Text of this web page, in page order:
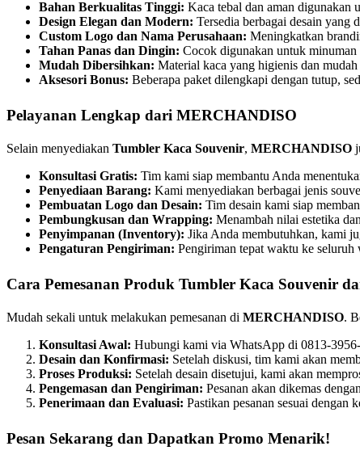
Bahan Berkualitas Tinggi: Kaca tebal dan aman digunakan
Design Elegan dan Modern: Tersedia berbagai desain yang
Custom Logo dan Nama Perusahaan: Meningkatkan
Tahan Panas dan Dingin: Cocok digunakan untuk minuman
Mudah Dibersihkan: Material kaca yang higienis dan
Aksesori Bonus: Beberapa paket dilengkapi dengan tutup,
Pelayanan Lengkap dari MERCHANDISO
Selain menyediakan Tumbler Kaca Souvenir, MERCHANDISO
Konsultasi Gratis: Tim kami siap membantu Anda
Penyediaan Barang: Kami menyediakan berbagai jenis
Pembuatan Logo dan Desain: Tim desain kami siap
Pembungkusan dan Wrapping: Menambah nilai estetika
Penyimpanan (Inventory): Jika Anda membutuhkan, kami
Pengaturan Pengiriman: Pengiriman tepat waktu ke
Cara Pemesanan Produk Tumbler Kaca Souvenir
Mudah sekali untuk melakukan pemesanan di MERCHANDISO.
Konsultasi Awal: Hubungi kami via WhatsApp di 0813-
Desain dan Konfirmasi: Setelah diskusi, tim kami akan
Proses Produksi: Setelah desain disetujui, kami akan
Pengemasan dan Pengiriman: Pesanan akan dikemas
Penerimaan dan Evaluasi: Pastikan pesanan sesuai dengan
Pesan Sekarang dan Dapatkan Promo Menarik!